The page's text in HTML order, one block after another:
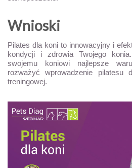
Wnioski
Pilates dla koni to innowacyjny i
kondycji i zdrowia Twojego
swojemu koniowi najlepsze
rozważyć wprowadzenie pilatesu
treningowej.